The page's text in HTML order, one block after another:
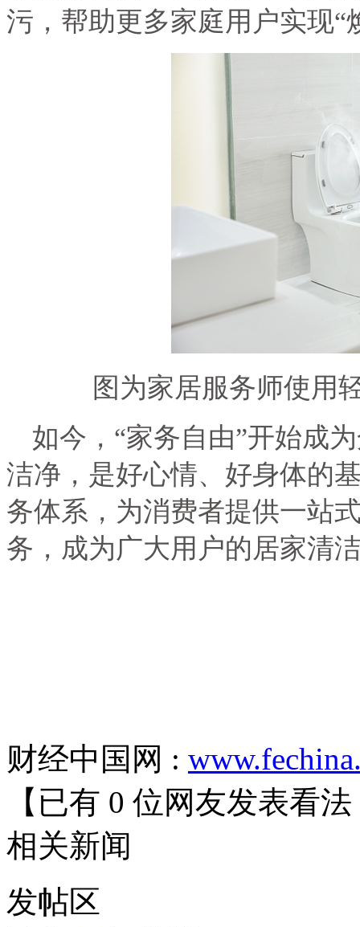
污，帮助更多家庭用户实现“
图为家居服务师使用
如今，“家务自由”开始成
洁净，是好心情、好身体的
务体系，为消费者提供一站
务，成为广大用户的居家清
财经中国网 :
【已有 0 位网友发表看法
相关新闻
发帖区